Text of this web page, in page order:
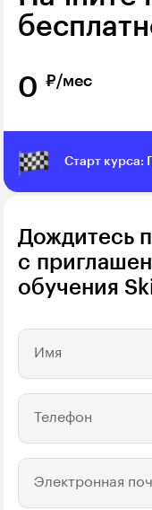
0 ₽/мес
Старт курса:
Дождитесь
с
обучения
Имя
Телефон
Электронная